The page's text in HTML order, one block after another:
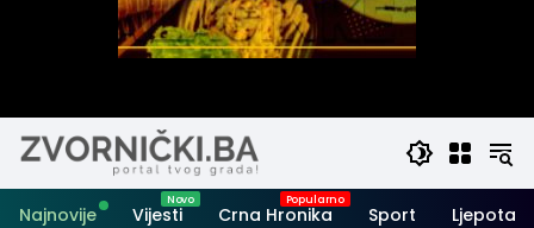
Najnovije Vijesti Crna Hronika Sport Ljepota i